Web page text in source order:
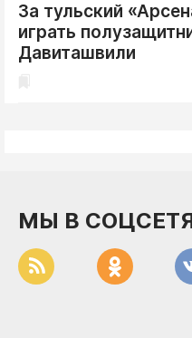
За тульский
играть
Давиташвили
МЫ В